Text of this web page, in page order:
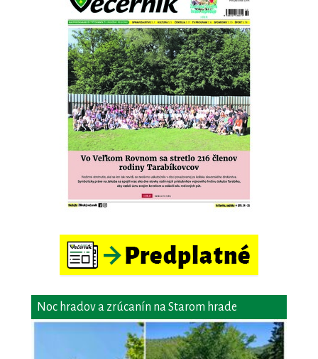
Noc hradov a zrúcanín na Starom hrade